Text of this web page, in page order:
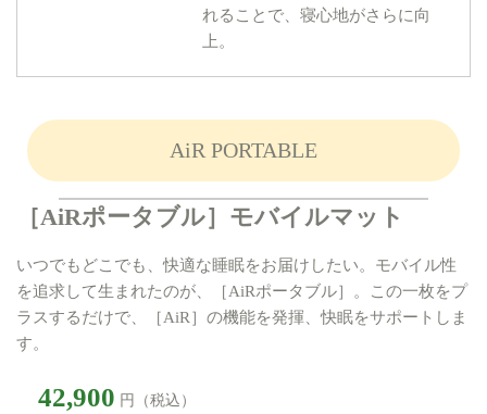
れることで、寝心地がさらに向
上。
AiR PORTABLE
［AiRポータブル］モバイルマット
いつでもどこでも、快適な睡眠をお届けしたい。モバイル性
を追求して生まれたのが、［AiRポータブル］。この一枚をプ
ラスするだけで、［AiR］の機能を発揮、快眠をサポートしま
す。
42,900 円（税込）